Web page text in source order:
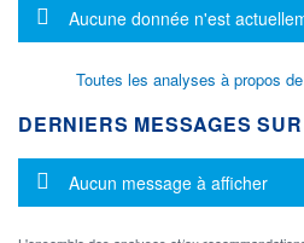
Message d'information
Aucune donnée n'est
Toutes les analyses à propos
DERNIERS MESSAGES
Message d'information
Aucun message à afficher